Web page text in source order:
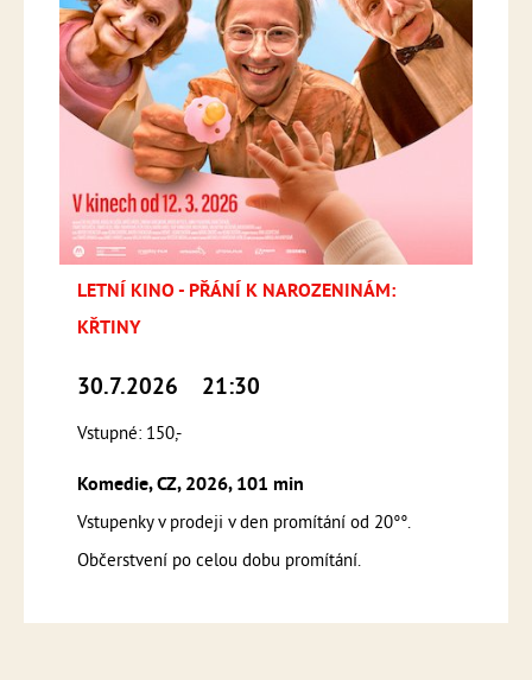
LETNÍ KINO - PŘÁNÍ K NAROZENINÁM:
KŘTINY
30.7.2026 21:30
Vstupné: 150,-
Komedie, CZ, 2026, 101 min
Vstupenky v prodeji v den promítání od 20°°.
Občerstvení po celou dobu promítání.